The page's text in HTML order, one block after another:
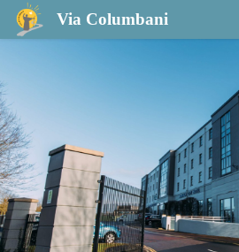
Via Columbani
Armagh City Hotel